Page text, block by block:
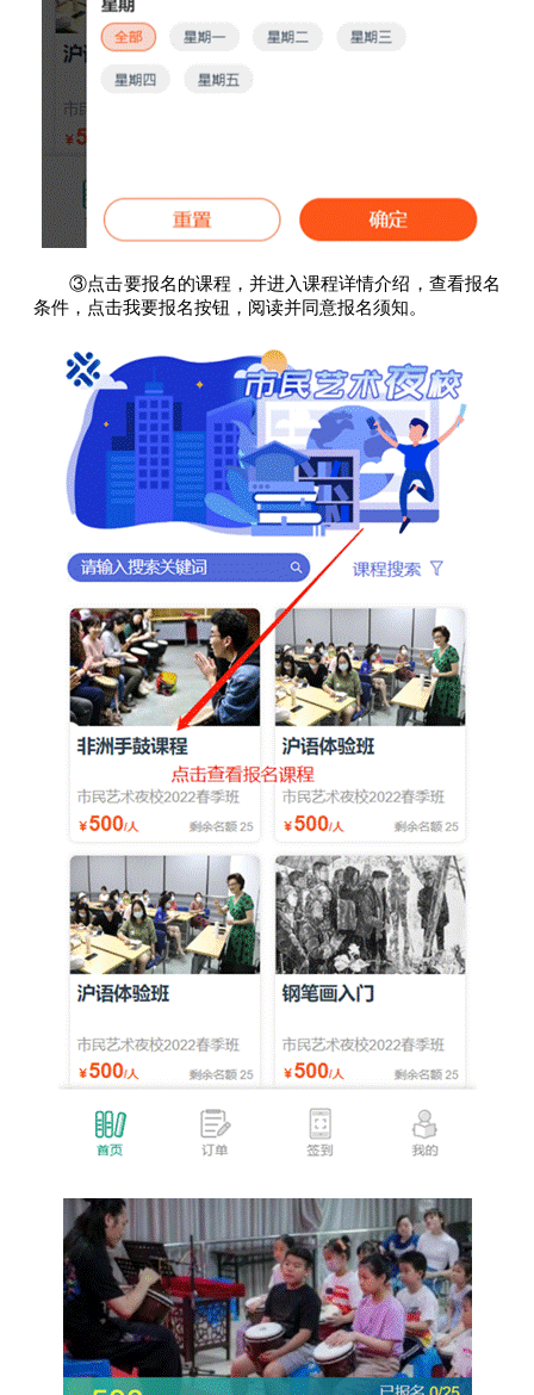
③点击要报名的课程，并进入课程详情介绍，查看报名
条件，点击我要报名按钮，阅读并同意报名须知。